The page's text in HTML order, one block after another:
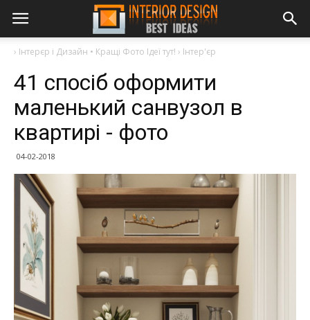
› Інтерєр і Дизайн • Кращі Фото Ідеї тут! › Інтер'єр
41 спосіб оформити
маленький санвузол в
квартирі - фото
04-02-2018